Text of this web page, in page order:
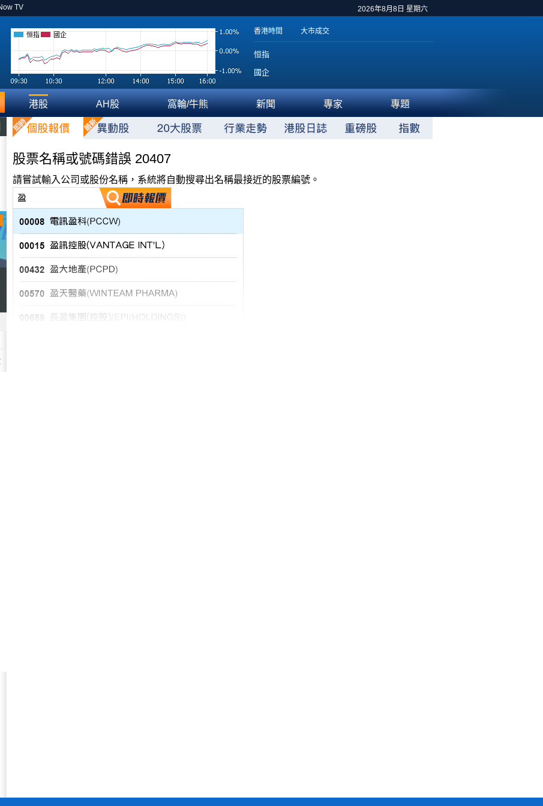
2026年8月8日 星期六
TV
恒指 國企 香港時間 大市成交
恒指
國企
港股 AH股 窩輪/牛熊 新聞 專家 專題
股票名稱或號碼錯誤 20407
請嘗試輸入公司或股份名稱，系統將自動搜尋出名稱最接近的股票編號。